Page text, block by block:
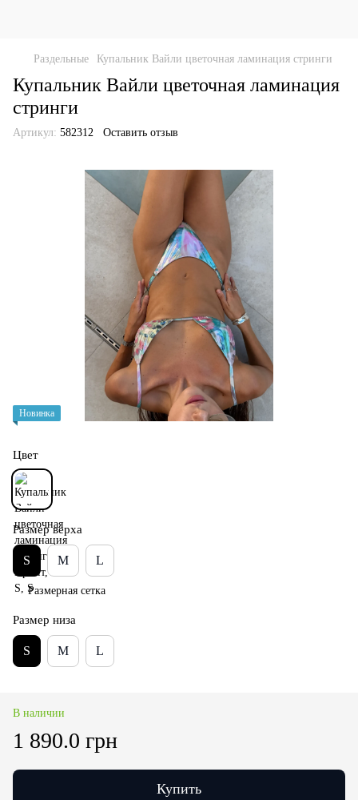
Раздельные Купальник Вайли цветочная ламинация стринги
Купальник Вайли цветочная ламинация
стринги
Артикул: 582312 Оставить отзыв
Новинка
Цвет
Размер верха
S M L
Размерная сетка
Размер низа
S M L
В наличии
1 890.0 грн
Купить